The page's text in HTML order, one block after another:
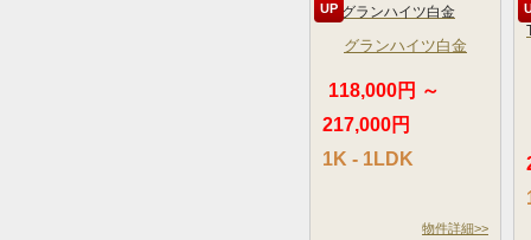
UP
グランハイツ白金
118,000円 ～
217,000円
1K - 1LDK
物件詳細>>